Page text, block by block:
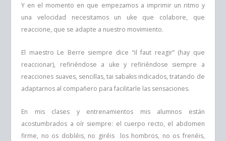
Y en el momento en que empezamos a imprimir un ritmo y
una velocidad necesitamos un uke que colabore, que
reaccione, que se adapte a nuestro movimiento.
El maestro Le Berre siempre dice “il faut reagir” (hay que
reaccionar), refiriéndose a uke y refiriéndose siempre a
reacciones suaves, sencillas, tai sabakis indicados, tratando de
adaptarnos al compañero para facilitarle las sensaciones.
En mis clases y entrenamientos mis alumnos están
acostumbrados a oír siempre: el cuerpo recto, el abdomen
firme, no os dobléis, no giréis los hombros, no os frenéis,